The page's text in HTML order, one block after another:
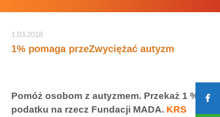
1.03.2018
1% pomaga przeZwyciężać autyzm
Pomóż osobom z autyzmem. Przekaż 1 %
podatku na rzecz Fundacji MADA. KRS